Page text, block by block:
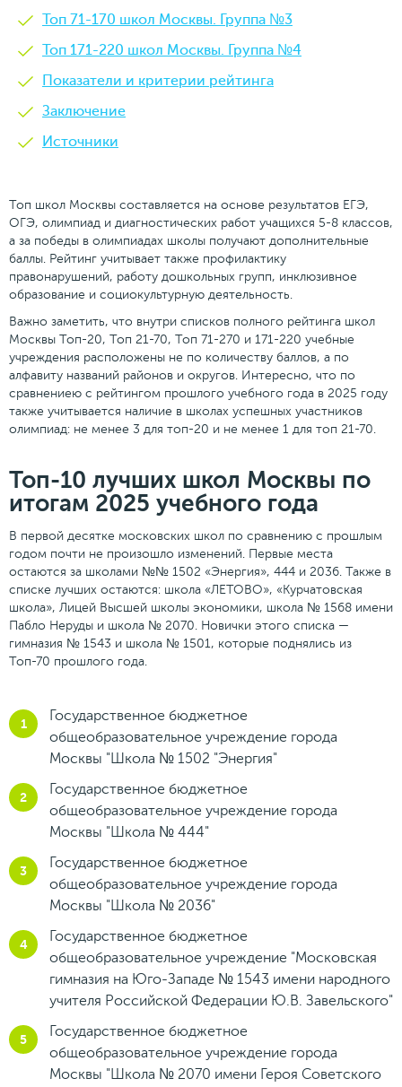
Топ 71-170 школ Москвы. Группа №3
Топ 171-220 школ Москвы. Группа №4
Показатели и критерии рейтинга
Заключение
Источники
Топ школ Москвы составляется на основе результатов ЕГЭ,
ОГЭ, олимпиад и диагностических работ учащихся 5-8 классов,
а за победы в олимпиадах школы получают дополнительные
баллы. Рейтинг учитывает также профилактику
правонарушений, работу дошкольных групп, инклюзивное
образование и социокультурную деятельность.
Важно заметить, что внутри списков полного рейтинга школ
Москвы Топ-20, Топ 21-70, Топ 71-270 и 171-220 учебные
учреждения расположены не по количеству баллов, а по
алфавиту названий районов и округов. Интересно, что по
сравнениею с рейтингом прошлого учебного года в 2025 году
также учитывается наличие в школах успешных участников
олимпиад: не менее 3 для топ-20 и не менее 1 для топ 21-70.
Топ-10 лучших школ Москвы по
итогам 2025 учебного года
В первой десятке московских школ по сравнению с прошлым
годом почти не произошло изменений. Первые места
остаются за школами №№ 1502 «Энергия», 444 и 2036. Также в
списке лучших остаются: школа «ЛЕТОВО», «Курчатовская
школа», Лицей Высшей школы экономики, школа № 1568 имени
Пабло Неруды и школа № 2070. Новички этого списка —
гимназия № 1543 и школа № 1501, которые поднялись из
Топ-70 прошлого года.
Государственное бюджетное
общеобразовательное учреждение города
Москвы "Школа № 1502 "Энергия"
Государственное бюджетное
общеобразовательное учреждение города
Москвы "Школа № 444"
Государственное бюджетное
общеобразовательное учреждение города
Москвы "Школа № 2036"
Государственное бюджетное
общеобразовательное учреждение "Московская
гимназия на Юго-Западе № 1543 имени народного
учителя Российской Федерации Ю.В. Завельского"
Государственное бюджетное
общеобразовательное учреждение города
Москвы "Школа № 2070 имени Героя Советского